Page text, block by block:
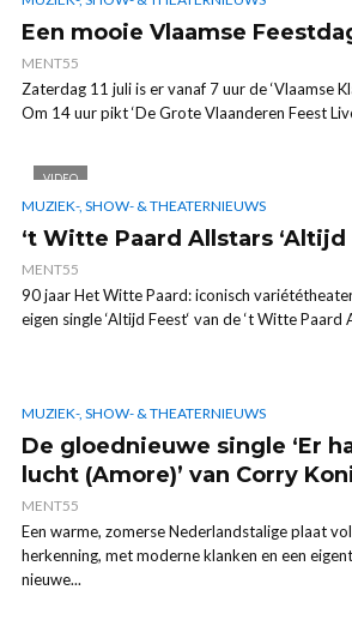
Een mooie Vlaamse
MENT55
Zaterdag 11 juli is er vanaf 7 uur de ‘Vlaamse
Om 14 uur pikt ‘De Grote Vlaanderen Feest
VIDEO
MUZIEK-, SHOW- & THEATERNIEUWS
‘t Witte Paard Allstars ‘Altijd
MENT55
90 jaar Het Witte Paard: iconisch
eigen single ‘Altijd Feest‘ van de ‘t Witte Paard
MUZIEK-, SHOW- & THEATERNIEUWS
De gloednieuwe single ‘Er
lucht (Amore)’ van Corry
MENT55
Een warme, zomerse Nederlandstalige plaat
herkenning, met moderne klanken en een
nieuwe...